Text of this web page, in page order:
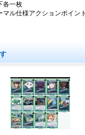
各一枚
マル仕様アクションポイン